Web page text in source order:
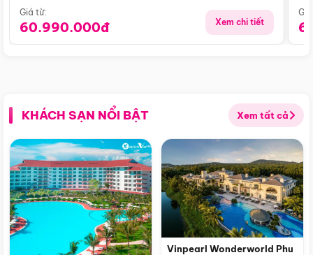
Giá từ:
60.990.000đ Xem chi tiết
KHÁCH SẠN NỔI BẬT Xem tất cả
Vinpearl Wonderworld Phu